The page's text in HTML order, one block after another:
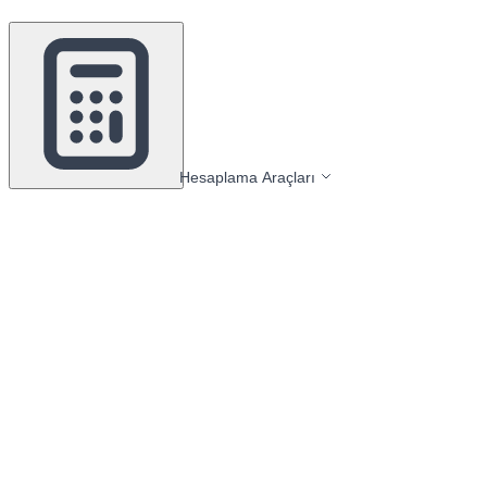
Hesaplama Araçları